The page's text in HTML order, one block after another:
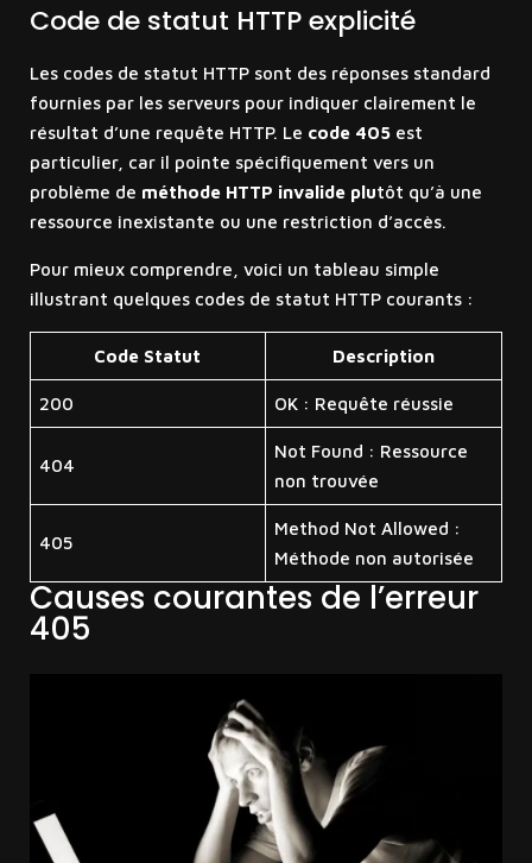
Code de statut HTTP explicité
Les codes de statut HTTP sont des réponses standard
fournies par les serveurs pour indiquer clairement le
résultat d’une requête HTTP. Le code 405est
particulier, car il pointe spécifiquement vers un
problème de méthode HTTP invalide plutôt qu’à une
ressource inexistante ou une restriction d’accès.
Pour mieux comprendre, voici un tableau simple
illustrant quelques codes de statut HTTP courants :
Code Statut Description
200 OK : Requête réussie
404
Not Found : Ressource
non trouvée
405
Method Not Allowed :
Méthode non autorisée
Causes courantes de l’erreur
405